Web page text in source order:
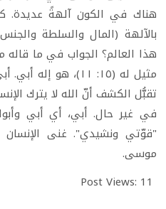
هناك في الكون آلهةً عديدة.
بالآلهة (المال والسلطة
هذا العالم؟ الجواب في ما
مثيل له (١٥: ١١)، هو
تقبُّل الكشف أنّ الله لا يترك
في غير حال. أبي، أي أبي
"قوّتي ونشيدي". غنى
موسى.
Post Views: 11